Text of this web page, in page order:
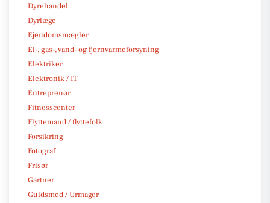
Dyrehandel
Dyrlæge
Ejendomsmægler
El-, gas-, vand- og fjernvarmeforsyning
Elektriker
Elektronik / IT
Entreprenør
Fitnesscenter
Flyttemand / flyttefolk
Forsikring
Fotograf
Frisør
Gartner
Guldsmed / Urmager